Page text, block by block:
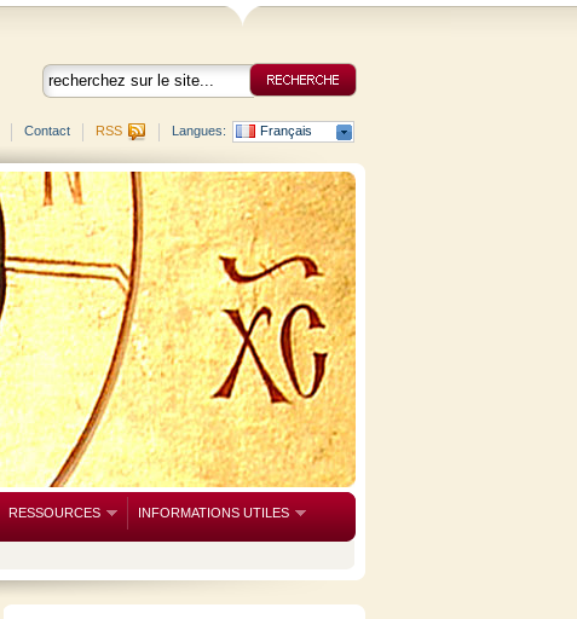
Langues: Français
RSS
Contact
RESSOURCES INFORMATIONS UTILES